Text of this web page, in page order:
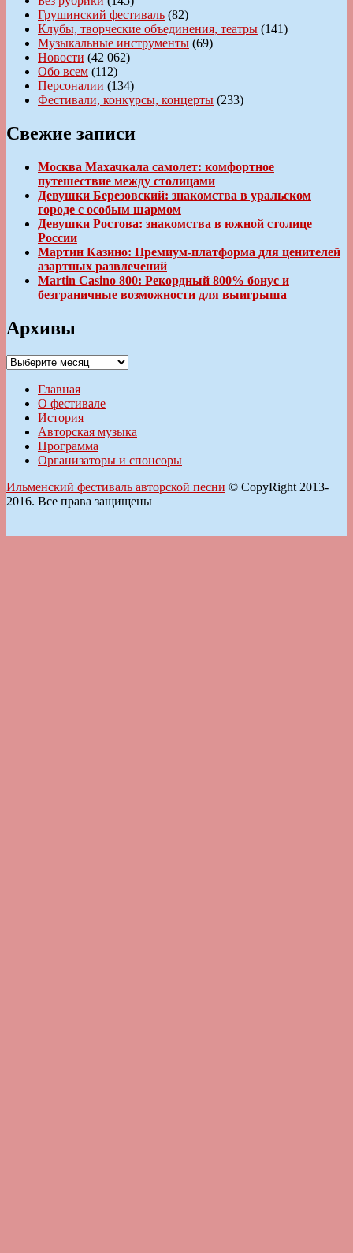
Грушинский фестиваль (82)
Клубы, творческие объединения, театры (141)
Музыкальные инструменты (69)
Новости (42 062)
Обо всем (112)
Персоналии (134)
Фестивали, конкурсы, концерты (233)
Свежие записи
Москва Махачкала самолет: комфортное
путешествие между столицами
Девушки Березовский: знакомства в уральском
городе с особым шармом
Девушки Ростова: знакомства в южной столице
России
Мартин Казино: Премиум-платформа для ценителей
азартных развлечений
Martin Casino 800: Рекордный 800% бонус и
безграничные возможности для выигрыша
Архивы
Архивы
Главная
О фестивале
История
Авторская музыка
Программа
Организаторы и спонсоры
Ильменский фестиваль авторской песни © CopyRight 2013-
2016. Все права защищены